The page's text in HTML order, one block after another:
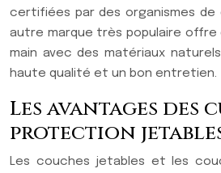
certifiées par des organismes de
autre marque très populaire offre
main avec des matériaux
haute qualité et un bon entretien.
Les avantages des
protection
Les couches jetables et les